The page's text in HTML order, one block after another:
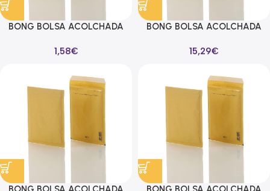
BONG BOLSA ACOLCHADA
120X215MM KRAFT -10U-
1,58€
BONG BOLSA ACOLCHADA
150X215MM KRAFT -100U-
15,29€